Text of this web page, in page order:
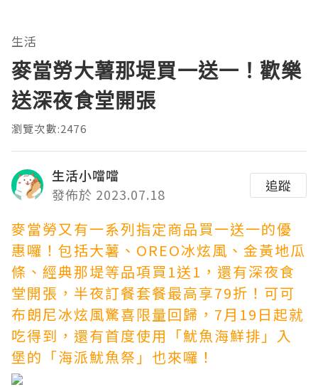
生活
麥當勞大薯那堤買一送一！歡樂
送深夜食堂開張
瀏覽次數:2476
生活小噹噹
發佈於 2023.07.18
追蹤
麥當勞又有一系列指定商品買一送一的優
惠囉！包括大薯、OREO冰炫風、金黃地瓜
條、經典那堤等品項買1送1，還有深夜食
堂開張，半夜訂餐套餐最高享79折！可可
布朗尼冰炫風驚喜限量回歸，7月19日起就
吃得到，還有首度使用「魷魚海鮮排」入
堡的「海派魷魚祭」也來囉！